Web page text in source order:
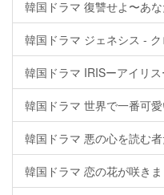
韓国ドラマ 復讐せよ〜あ
韓国ドラマ ジェネシス -
韓国ドラマ IRISーアイリス
韓国ドラマ 世界で一番可
韓国ドラマ 悪の心を読む者
韓国ドラマ 恋の花が咲き